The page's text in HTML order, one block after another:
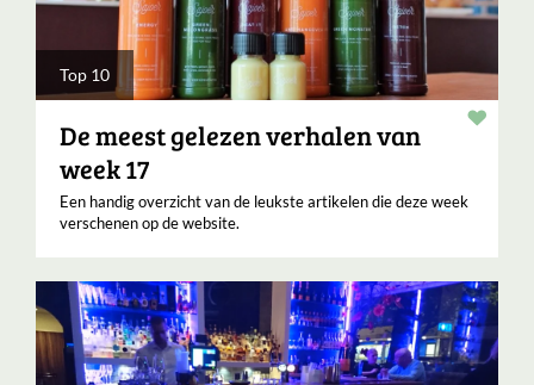
Top 10
De meest gelezen verhalen van
week 17
Een handig overzicht van de leukste artikelen die deze week
verschenen op de website.